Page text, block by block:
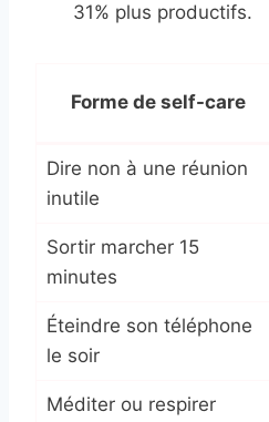
31% plus productifs.
Forme de self-care
Dire non à une réunion
inutile
Sortir marcher 15
minutes
Éteindre son téléphone
le soir
Méditer ou respirer